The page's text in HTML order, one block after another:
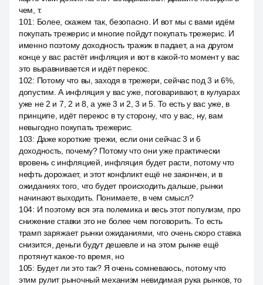
чем, т.
101 : Более, скажем так, безопасно. И вот мы с вами идём
покупать трежерис и многие пойдут покупать трежерис. И
именно поэтому доходность тражик в падает, а на другом
конце у вас растёт инфляция и вот в какой-то момент у вас
это выравнивается и идёт перекос.
102: Потому что вы, заходя в трежери, сейчас под 3 и 6%,
допустим. А инфляция у вас уже, поговаривают, в кулуарах
уже не 2 и 7, 2 и 8, а уже 3 и 2, 3 и 5. То есть у вас уже, в
принципе, идёт перекос в ту сторону, что у вас, ну, вам
невыгодно покупать трежерис.
103: Даже короткие трежи, если они сейчас 3 и 6
доходность, почему? Потому что они уже практически
вровень с инфляцией, инфляция будет расти, потому что
нефть дорожает, и этот конфликт ещё не закончен, и в
ожиданиях того, что будет происходить дальше, рынки
начинают выходить. Понимаете, в чем смысл?
104: И поэтому вся эта полемика и весь этот популизм, про
снижение ставки это не более чем поговорить. То есть
трамп заряжает рынки ожиданиями, что очень скоро ставка
снизится, деньги будут дешевле и на этом рынке ещё
протянут какое-то время, но
105: Будет ли это так? Я очень сомневаюсь, потому что
этим рулит рыночный механизм невидимая рука рынков, то